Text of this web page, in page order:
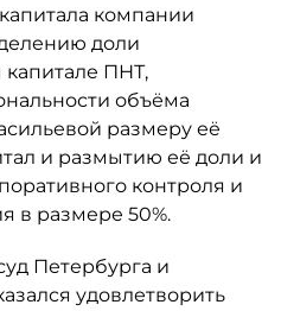
компании
доли
капитале ПНТ,
объёма
размеру её
и размытию её доли и
контроля и
в размере 50%.
Петербурга и
удовлетворить